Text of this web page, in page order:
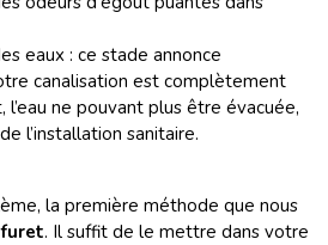
eaux : ce stade annonce
canalisation est complètement
l’eau ne pouvant plus être évacuée,
l’installation sanitaire.
la première méthode que nous
furet. Il suffit de le mettre dans votre